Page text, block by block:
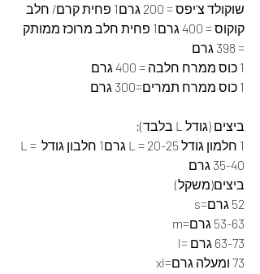
שוקולד צ'יפס = 200 גרם1 פחית קרם/ חלב
קוקוס = 400 גרם1 פחית חלב מרוכז ממותק
= 398 גרם
1 כוס ממרח חלבה = 400 גרם
1 כוס ממרח תמרים=300 גרם
ביצים (גודל L בלבד):
1 חלמון גודל L = 20-25 גרם1 חלבון גודל L =
35-40 גרם
ביצים(משקל)
52 גרם=s
53-63 גרם=m
63-73 גרם =l
73 ומעלה גרם=xl